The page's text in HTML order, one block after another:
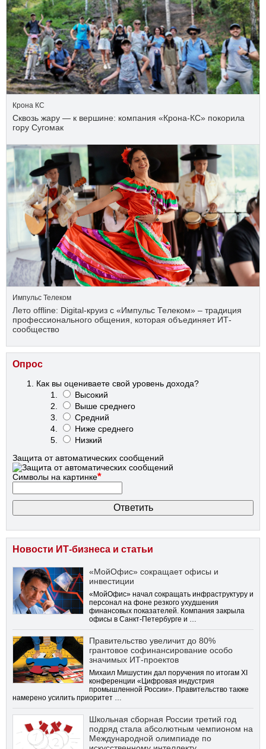
Крона КС
Сквозь жару — к вершине: компания «Крона‑КС» покорила
гору Сугомак
Импульс Телеком
Лето offline: Digital-круиз с «Импульс Телеком» – традиция
профессионального общения, которая объединяет ИТ-
сообщество
Опрос
Как вы оцениваете свой уровень дохода?
Высокий
Выше среднего
Средний
Ниже среднего
Низкий
Защита от автоматических сообщений
Символы на картинке*
Новости ИТ-бизнеса и статьи
«МойОфис» сокращает офисы и
инвестиции
«МойОфис» начал сокращать инфраструктуру и
персонал на фоне резкого ухудшения
финансовых показателей. Компания закрыла
офисы в Санкт-Петербурге и …
Правительство увеличит до 80%
грантовое софинансирование особо
значимых ИТ-проектов
Михаил Мишустин дал поручения по итогам XI
конференции «Цифровая индустрия
промышленной России». Правительство также
намерено усилить приоритет …
Школьная сборная России третий год
подряд стала абсолютным чемпионом на
Международной олимпиаде по